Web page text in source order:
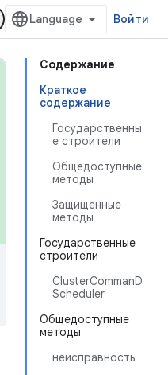
Войти
Содержание
Краткое
содержание
Государственны
е строители
Общедоступные
методы
Защищенные
методы
Государственные
строители
ClusterCommanD
Scheduler
Общедоступные
методы
неисправность